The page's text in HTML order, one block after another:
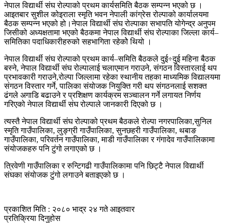
नेपाल विद्यार्थी संघ रोल्पाको प्रथम कार्यसमिति बैठक सम्पन्न भएको छ ।
आइतबार सुशील कोइराला स्मृति भवन नेपाली कांग्रेस रोल्पाको कार्यालयमा
बैठक सम्पन्न भएको हो।नेपाल विद्यार्थी संघ रोल्पाका सभापति योगेन्द्र अनुपम
जिसीको अध्यक्षतामा भएको बैठकमा नेपाल विद्यार्थी संघ रोल्पाका जिल्ला कार्य–
समितिका पदाधिकारीहरुको सहभागिता रहेकोे थियो ।
नेपाल विद्यार्थी संघ रोल्पाको प्रथम कार्य–समिति बैठकले दुई÷दुई महिना बैठक
बस्ने, नेपाल विद्यार्थी संघ रोल्पालाई चलाएमान गराउने, संगठन विस्तारलाई थप
प्रभावकारी गराउने,रोल्पा जिल्लामा रहेका स्थानीय तहका माध्यमिक विद्यालयमा
संगठन विस्तार गर्ने, पालिका संयोजक नियुक्ति गरी थप संगठनलाई सशक्त
ढंगले अगाडि बढाउने र प्रशिक्षण कार्यक्रम सञ्चालन गर्ने लगायत निर्णय
गरिएको नेपाल विद्यार्थी संघ रोल्पाले जानकारी दिएको छ ।
त्यस्तै नेपाल विद्यार्थी संघ रोल्पाको प्रथम बैठकले रोल्पा नगरपालिका,सुनिल
स्मृति गाउँपालिका, लुङ्ग्री गाउँपालिका, सुनछहरी गाउँपालिका, थबाङ
गाउँपालिका, परिवर्तन गाउँपालिका, माडी गाउँपालिका र गंगादेव गाउँपालिकामा
संयोजकहरु पनि टुंगो लगाएको छ ।
त्रिवेणी गाउँपालिका र रुन्टिगढी गाउँपालिकामा पनि छिट्टै नेपाल विद्यार्थी
संघका संयोजक टुंगो लगाउने बताइएको छ ।
प्रकाशित मिति : २०८० भाद्र २४ गते आइतवार
प्रतिक्रिया दिनुहोस